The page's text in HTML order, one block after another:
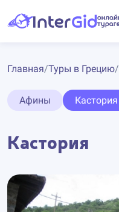
Главная/Туры в Грецию/
Афины Кастория
Кастория